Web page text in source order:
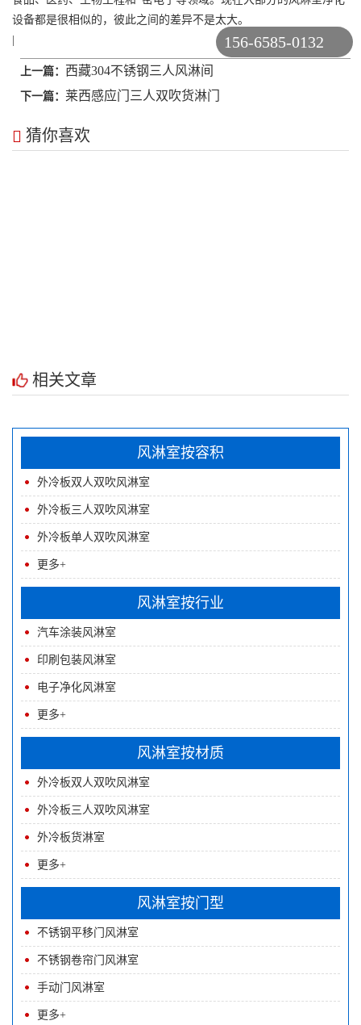
设备都是很相似的，彼此之间的差异不是太大。
上一篇： 西藏304不锈钢三人风淋间
下一篇： 莱西感应门三人双吹货淋门
猜你喜欢
相关文章
风淋室按容积
外冷板双人双吹风淋室
外冷板三人双吹风淋室
外冷板单人双吹风淋室
更多+
风淋室按行业
汽车涂装风淋室
印刷包装风淋室
电子净化风淋室
更多+
风淋室按材质
外冷板双人双吹风淋室
外冷板三人双吹风淋室
外冷板货淋室
更多+
风淋室按门型
不锈钢平移门风淋室
不锈钢卷帘门风淋室
手动门风淋室
更多+
156-6585-0132